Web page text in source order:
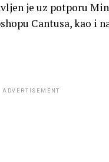
je uz potporu
Cantusa, kao i
ADVERTISEMENT